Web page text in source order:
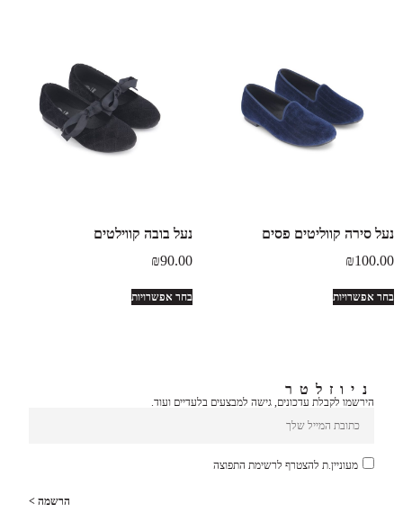
נעל סירה קווליטים פסים
₪100.00
בחר אפשרויות
נעל בובה קווילטים
₪90.00
בחר אפשרויות
ניוזלטר
הירשמו לקבלת עדכונים, גישה למבצעים בלעדיים ועוד.
מעוניין.ת להצטרף לרשימת התפוצה
הרשמה >